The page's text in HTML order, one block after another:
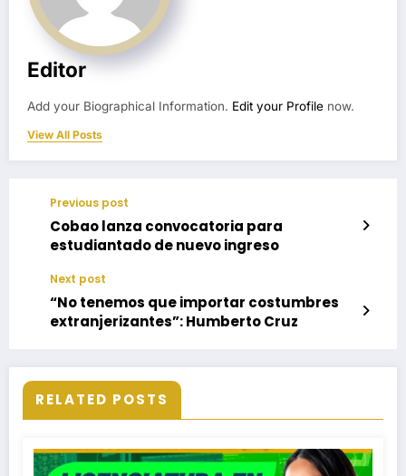
Editor
Add your Biographical Information. Edit your Profile now.
View All Posts
Previous post
Cobao lanza convocatoria para
estudiantado de nuevo ingreso
Next post
“No tenemos que importar costumbres
extranjerizantes”: Humberto Cruz
RELATED POSTS